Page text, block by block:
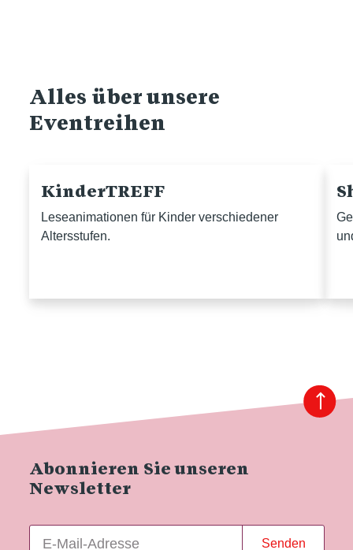
Alles über unsere
Eventreihen
KinderTREFF
Leseanimationen für Kinder verschiedener
Altersstufen.
Abonnieren Sie unseren
Newsletter
Senden